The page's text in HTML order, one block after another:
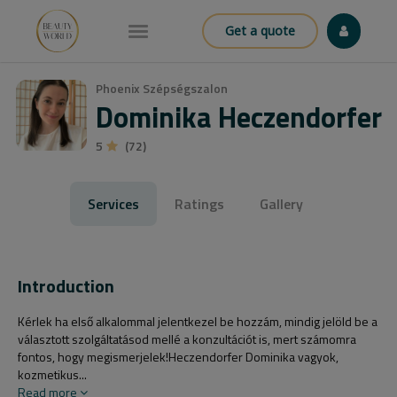
Get a quote
Phoenix Szépségszalon
Dominika Heczendorfer
5 (72)
Services Ratings Gallery
Introduction
Kérlek ha első alkalommal jelentkezel be hozzám, mindig jelöld be a
választott szolgáltatásod mellé a konzultációt is, mert számomra
fontos, hogy megismerjelek!Heczendorfer Dominika vagyok,
kozmetikus...
Read more